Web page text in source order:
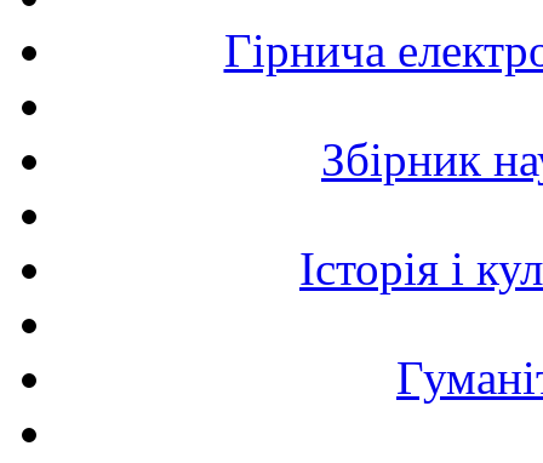
Гірнича
Збірник
Історія і